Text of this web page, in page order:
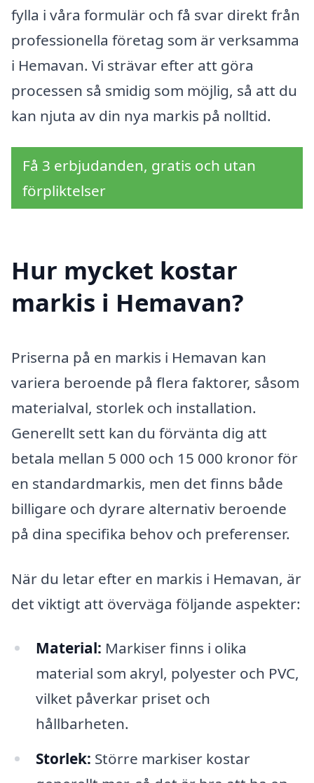
fylla i våra formulär och få svar direkt från
professionella företag som är verksamma
i Hemavan. Vi strävar efter att göra
processen så smidig som möjlig, så att du
kan njuta av din nya markis på nolltid.
Få 3 erbjudanden, gratis och utan
förpliktelser
Hur mycket kostar
markis i Hemavan?
Priserna på en markis i Hemavan kan
variera beroende på flera faktorer, såsom
materialval, storlek och installation.
Generellt sett kan du förvänta dig att
betala mellan 5 000 och 15 000 kronor för
en standardmarkis, men det finns både
billigare och dyrare alternativ beroende
på dina specifika behov och preferenser.
När du letar efter en markis i Hemavan, är
det viktigt att överväga följande aspekter:
Material: Markiser finns i olika
material som akryl, polyester och PVC,
vilket påverkar priset och
hållbarheten.
Storlek: Större markiser kostar